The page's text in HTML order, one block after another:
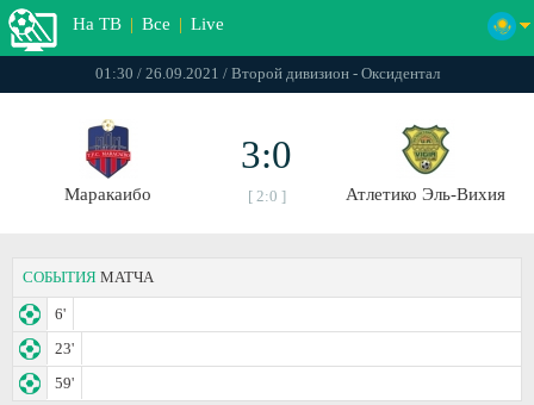
На ТВ | Все | Live
01:30 / 26.09.2021 / Второй дивизион - Оксидентал
Маракаибо
3:0
[ 2:0 ] Атлетико Эль-Вихия
СОБЫТИЯ МАТЧА
6'
23'
59'